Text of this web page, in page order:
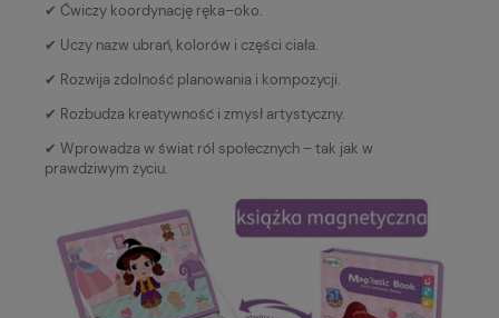
✔ Ćwiczy koordynację ręka–oko.
✔ Uczy nazw ubrań, kolorów i części ciała.
✔ Rozwija zdolność planowania i kompozycji.
✔ Rozbudza kreatywność i zmysł artystyczny.
✔ Wprowadza w świat ról społecznych – tak jak w
prawdziwym życiu.